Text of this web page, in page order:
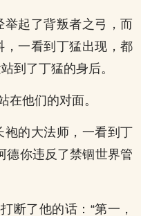
起了背叛者之弓，而
，一看到丁猛出现，都
到了丁猛的身后。
在他们的对面。
的大法师，一看到丁
德你违反了禁锢世界管
断了他的话：“第一，